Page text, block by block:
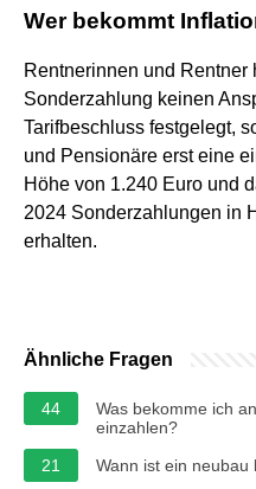
Wer bekommt
Rentnerinnen und Rentner
Sonderzahlung keinen
Tarifbeschluss festgelegt,
und Pensionäre erst eine
Höhe von 1.240 Euro und
2024 Sonderzahlungen in
erhalten.
Ähnliche Fragen
44
Was bekomme ich
einzahlen?
21
Wann ist ein